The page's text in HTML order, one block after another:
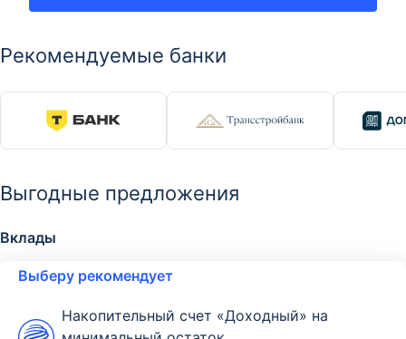
Рекомендуемые банки
Выгодные предложения
Вклады
Выберу рекомендует
Накопительный счет «Доходный» на